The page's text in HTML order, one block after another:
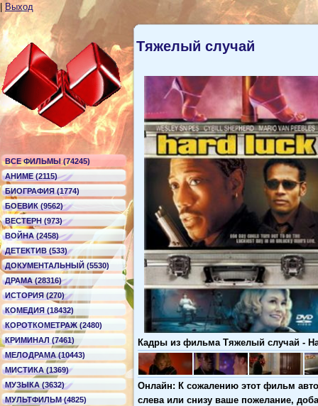
Выход
ВСЕ ФИЛЬМЫ (74245)
АНИМЕ (2115)
БИОГРАФИЯ (1774)
БОЕВИК (9562)
ВЕСТЕРН (973)
ВОЙНА (2458)
ДЕТЕКТИВ (533)
ДОКУМЕНТАЛЬНЫЙ (5530)
ДРАМА (28316)
ИСТОРИЯ (270)
КОМЕДИЯ (18432)
КОРОТКОМЕТРАЖ (2480)
КРИМИНАЛ (7461)
МЕЛОДРАМА (10443)
МИСТИКА (1369)
МУЗЫКА (3632)
МУЛЬТФИЛЬМ (4825)
Тяжелый случай
Кадры из фильма Тяжелый случай -
Онлайн: К сожалению этот фильм
слева или снизу ваше пожелание,